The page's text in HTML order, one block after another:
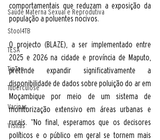
Saúde Materna Sexual e Reprodutiva
Stool4TB
TESA
TipTop
Tuberculose
Vacinas
Visitas
comportamentais que reduzam a exposição da
população a poluentes nocivos.
O projecto (BLAZE), a ser implementado entre
2025 e 2026 na cidade e província de Maputo,
pretende expandir significativamente a
disponibilidade de dados sobre poluição do ar em
Moçambique por meio de um sistema de
monitorização extensivo em áreas urbanas e
rurais. “No final, esperamos que os decisores
políticos e o público em geral se tornem mais